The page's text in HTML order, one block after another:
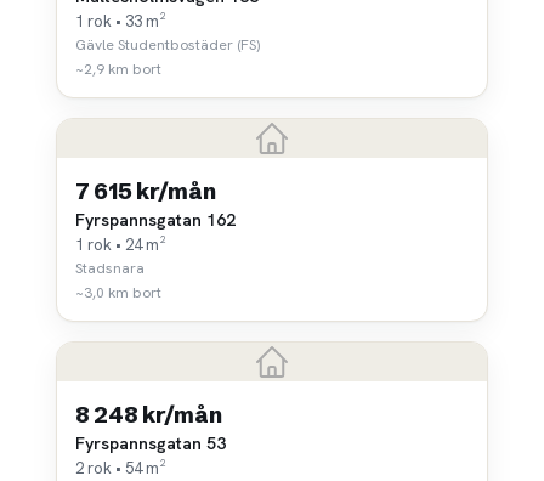
1 rok • 33 m²
Gävle Studentbostäder (FS)
~2,9 km bort
7 615 kr/mån
Fyrspannsgatan 162
1 rok • 24 m²
Stadsnara
~3,0 km bort
8 248 kr/mån
Fyrspannsgatan 53
2 rok • 54 m²